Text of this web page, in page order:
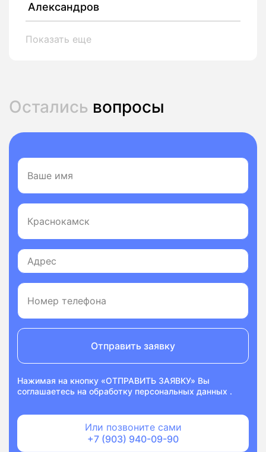
Александров
Показать еще
Остались вопросы
Отправить заявку
Нажимая на кнопку «ОТПРАВИТЬ ЗАЯВКУ» Вы
соглашаетесь на обработку персональных данных .
Или позвоните сами
+7 (903) 940-09-90